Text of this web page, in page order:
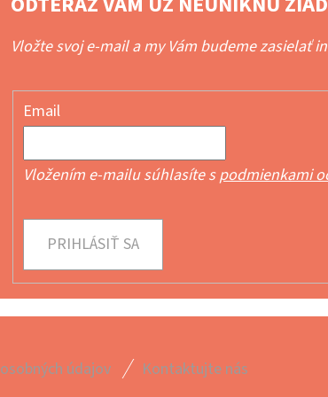
Vložte svoj e-mail a my Vám budeme zasielať
Email
Vložením e-mailu súhlasíte spodmienkami
PRIHLÁSIŤ SA
údajov Kontaktujte nás